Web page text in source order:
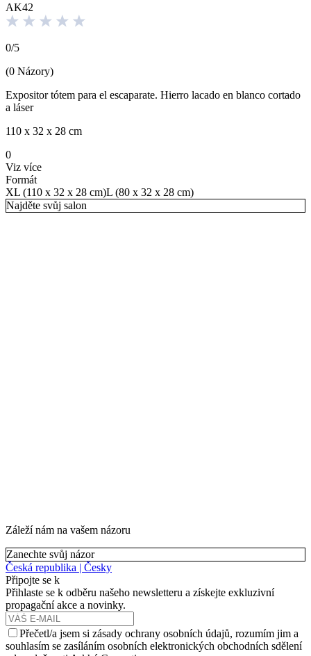
AK42
0/5
(0 Názory)
Expositor tótem para el escaparate. Hierro lacado en blanco cortado
a láser
110 x 32 x 28 cm
0
Viz více
Formát
XL (110 x 32 x 28 cm)L (80 x 32 x 28 cm)
Najděte svůj salon
Záleží nám na vašem názoru
Zanechte svůj názor
Česká republika | Česky
Připojte se k
Přihlaste se k odběru našeho newsletteru a získejte exkluzivní
propagační akce a novinky.
Přečetl/a jsem si zásady ochrany osobních údajů, rozumím jim a
souhlasím se zasíláním osobních elektronických obchodních sdělení